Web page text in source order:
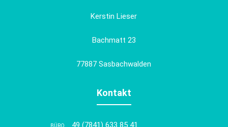
Kerstin Lieser
Bachmatt 23
77887 Sasbachwalden
Kontakt
BÜRO 49 (7841) 633 85 41